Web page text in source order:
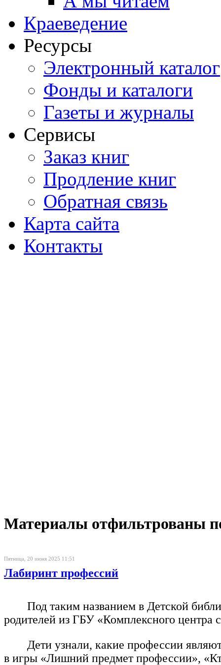
Краеведение
Ресурсы
Электронный каталог
Фонды и каталоги
Газеты и журналы
Сервисы
Заказ книг
Продление книг
Обратная связь
Карта сайта
Контакты
Материалы отфильтрованы
Пятница, 20 июня 2025 11:51
Лабиринт профессий
Под таким названием в Детской
родителей из ГБУ «Комплексного центра
Дети узнали, какие профессии
в игры «Лишний предмет профессии»,